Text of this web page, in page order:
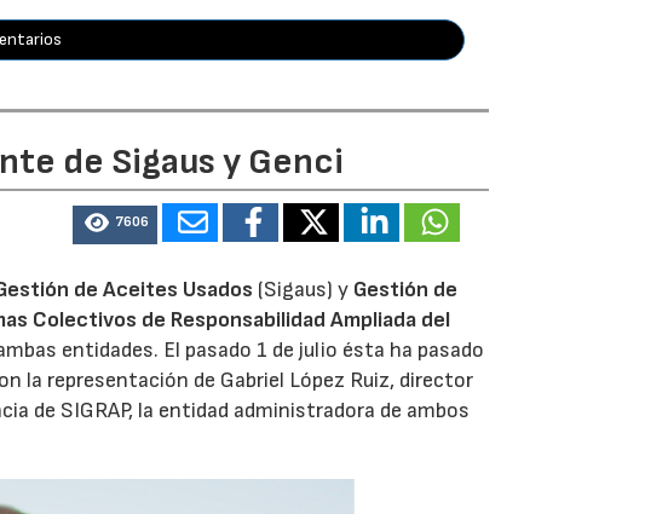
de Sigaus y Genci
7606
de Aceites Usados (Sigaus) y Gestión de
Colectivos de Responsabilidad Ampliada del
entidades. El pasado 1 de julio ésta ha pasado
la representación de Gabriel López Ruiz, director
de SIGRAP, la entidad administradora de ambos